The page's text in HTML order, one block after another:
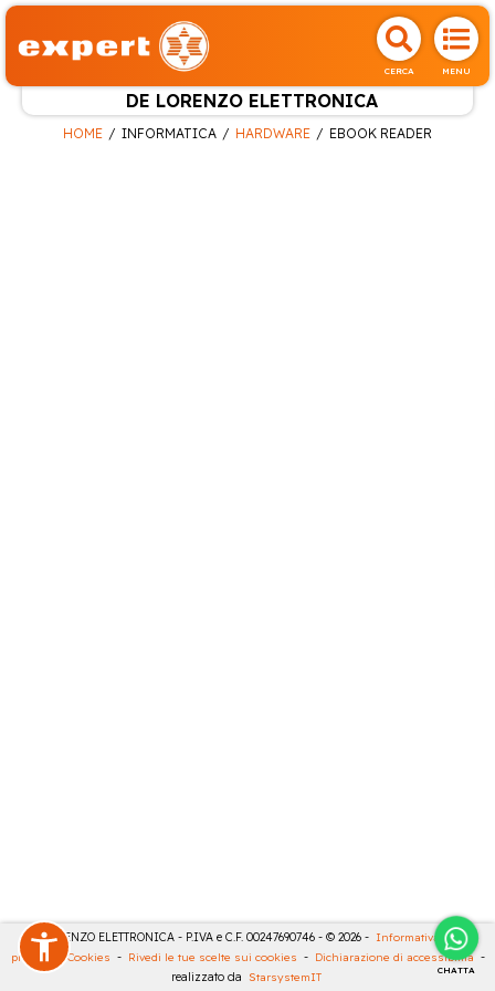
CERCA MENU
DE LORENZO ELETTRONICA
CHATTA
HOME INFORMATICA HARDWARE EBOOK READER
DE LORENZO ELETTRONICA - P.IVA e C.F. 00247690746 - © 2026 - Informativa sulla
privacy
Cookies - Rivedi le tue scelte sui cookies - Dichiarazione di accessibilità -
realizzato da StarsystemIT